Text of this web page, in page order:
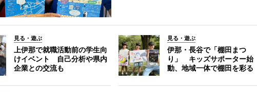
見る・遊ぶ
上伊那で就職活動前の学生向
けイベント 自己分析や県内
企業との交流も
見る・遊ぶ
伊那・長谷で「棚田まつ
り」 キッズサポーター始
動、地域一体で棚田を彩る